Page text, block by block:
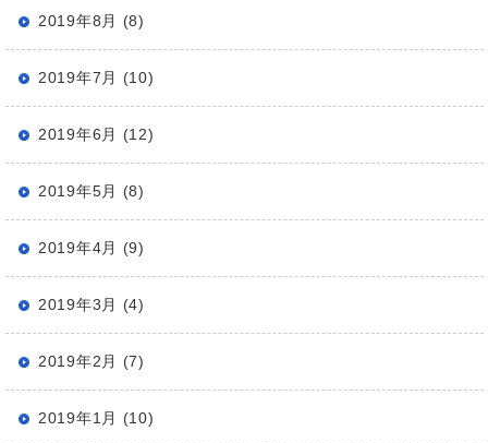
2019年8月 (8)
2019年7月 (10)
2019年6月 (12)
2019年5月 (8)
2019年4月 (9)
2019年3月 (4)
2019年2月 (7)
2019年1月 (10)